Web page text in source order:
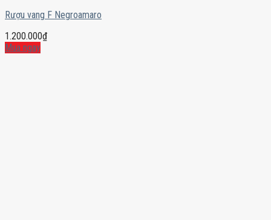
Rượu vang F Negroamaro
1.200.000₫
Mua ngay